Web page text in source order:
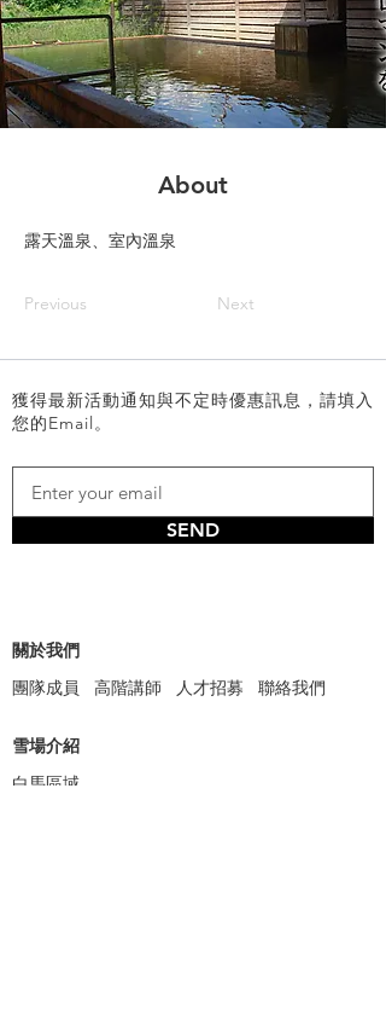
About
露天溫泉、室內溫泉
Previous Next
獲得最新活動通知與不定時優惠訊息，請填入
您的Email。
SEND
關於我們
團隊成員
高階講師 人才招募 聯絡我們
雪場介紹
白馬區域